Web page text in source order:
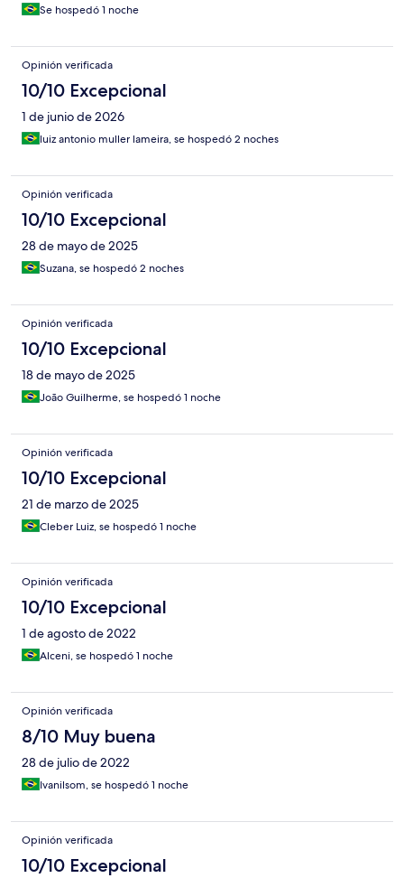
Se hospedó 1 noche
Opinión verificada
10/10 Excepcional
1 de junio de 2026
luiz antonio muller lameira, se hospedó 2 noches
Opinión verificada
10/10 Excepcional
28 de mayo de 2025
Suzana, se hospedó 2 noches
Opinión verificada
10/10 Excepcional
18 de mayo de 2025
João Guilherme, se hospedó 1 noche
Opinión verificada
10/10 Excepcional
21 de marzo de 2025
Cleber Luiz, se hospedó 1 noche
Opinión verificada
10/10 Excepcional
1 de agosto de 2022
Alceni, se hospedó 1 noche
Opinión verificada
8/10 Muy buena
28 de julio de 2022
Ivanilsom, se hospedó 1 noche
Opinión verificada
10/10 Excepcional